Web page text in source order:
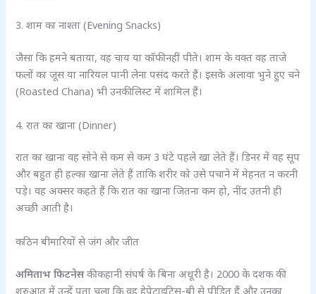
3. शाम का नाश्ता (Evening Snacks)
जैसा कि हमने बताया, वह चाय या कॉफी नहीं पीते। शाम के वक्त वह ताजे
फलों का जूस या नारियल पानी लेना पसंद करते हैं। इसके अलावा भुने हुए चने
(Roasted Chana) भी उनकी लिस्ट में शामिल हैं।
4. रात का खाना (Dinner)
रात का खाना वह सोने से कम से कम 3 घंटे पहले खा लेते हैं। डिनर में वह सूप
और बहुत ही हल्का खाना लेते हैं ताकि शरीर को उसे पचाने में मेहनत न करनी
पड़े। वह अक्सर कहते हैं कि रात का खाना जितना कम हो, नींद उतनी ही
अच्छी आती है।
कठिन बीमारियों से जंग और जीत
अमिताभ फिटनेसकी कहानी संघर्ष के बिना अधूरी है। 2000 के दशक की
शुरुआत में उन्हें पता चला कि वह हेपेटाइटिस-बी से पीड़ित हैं और उनका